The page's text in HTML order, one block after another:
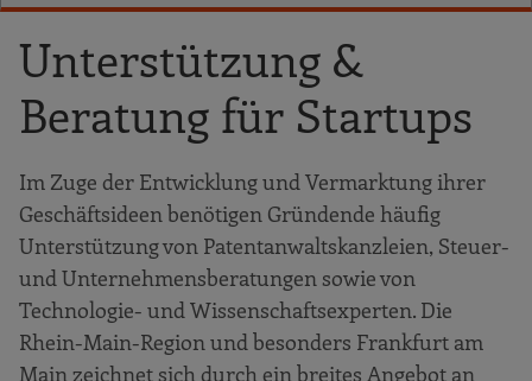
Entwicklungszyklen von
Gründerökosystemen
Die Rhein-Main-Region als Arena für Startups
Räumliche Abgrenzung der Region für die
Die Rhein-Main-Region im
deutschlandweiten Vergleich
Methodik der Studie
Qualitative Interviews
Soziale Netzwerkanalyse
Unterstützung &
Beratung für Startups
Im Zuge der Entwicklung und Vermarktung ihrer
Geschäftsideen benötigen Gründende häufig
Unterstützung von Patentanwaltskanzleien, Steuer-
und Unternehmensberatungen sowie von
Technologie- und Wissenschaftsexperten. Die
Rhein-Main-Region und besonders Frankfurt am
Main zeichnet sich durch ein breites Angebot an